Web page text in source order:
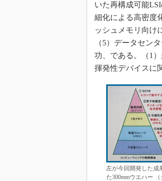
いた再構成可能
細化による高密度
ッシュメモリ向け
（5）データセン
功、である。（1
揮発性デバイスに
左が今回開発した成
た300mmウエハー